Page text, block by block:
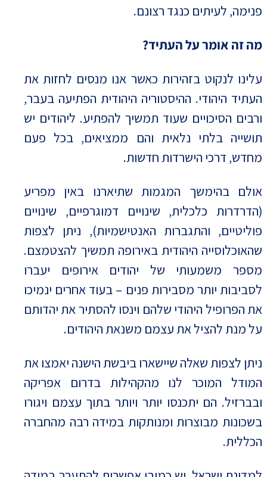
פנימה, לעיתים כנגד רצונם.
מה זה אומר על העתיד?
עלינו לנקוט בזהירות כאשר אנו מנסים לחזות את
העתיד היהודי. ההיסטוריה היהודית הפתיעה בעבר,
ורבים הסיכויים שעוד תמשיך להפתיע. ליהודים יש
תושייה בלתי נלאית והם ממציאים, בכל פעם
מחדש, דרכי הישרדות חדשות.
אולם בהימשך המגמות שתיארנו באין מפריע
(הדרדרות כלכלית, שינויים דמוגרפיים, שינויים
פוליטיים, והתגברות האנטישמיות), ניתן לצפות
שהאוכלוסייה היהודית באירופה תמשיך להצטמצם.
מספר משמעותי של יהודים אירופים יעברו
לסביבות יותר מסבירות פנים – בעוד אחרים ינמיכו
את הפרופיל היהודי שלהם וינסו להסתיר את יהדותם
על מנת להציל את עצמם משנאת היהודים.
ניתן לצפות שאלה שיישארו ביבשת הישנה יאמצו את
המודל המוכר לנו מהקהילות בדרום אפריקה
ובברזיל. הם יתכנסו יותר ויותר בתוך עצמם ויגורו
בשכונות מבוצרות ומנותקות במידה רבה מהחברה
הכללית.